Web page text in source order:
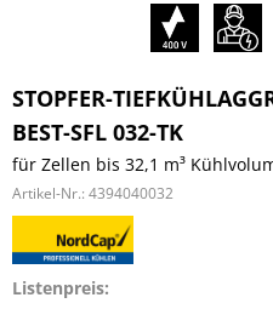
STOPFER-
BEST-SFL 032-TK
für Zellen bis 32,1 m³
Artikel-Nr.: 4394040032
Listenpreis: